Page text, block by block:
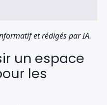
et rédigés par IA.
un espace
les